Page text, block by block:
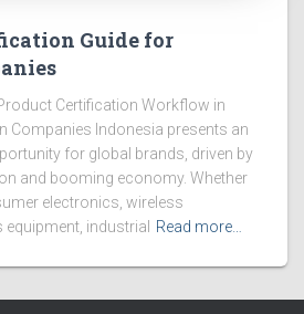
Guide for
Certification Workflow in
Companies Indonesia presents an
for global brands, driven by
and booming economy. Whether
electronics, wireless
industrial
Read more…